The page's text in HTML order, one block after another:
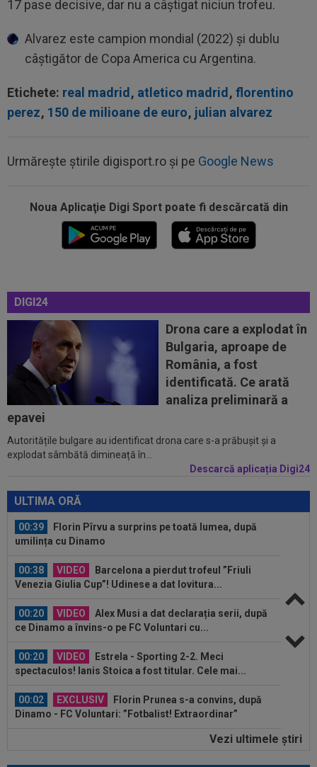
17 pase decisive, dar nu a câștigat niciun trofeu.
Alvarez este campion mondial (2022) și dublu
câștigător de Copa America cu Argentina.
Etichete: real madrid , atletico madrid , florentino
perez, 150 de milioane de euro, julian alvarez
Urmărește știrile digisport.ro și pe Google News
Noua Aplicaţie Digi Sport poate fi descărcată din
DIGI24
Drona care a explodat în
Bulgaria, aproape de
România, a fost
identificată. Ce arată
analiza preliminară a
epavei
Autoritățile bulgare au identificat drona care s-a prăbușit și a
explodat sâmbătă dimineață în...
Descarcă aplicația Digi24
ULTIMA ORĂ
00:20 VIDEO
Estrela - Sporting 2-2. Meci
spectaculos! Ianis Stoica a fost titular. Cele mai...
00:02 EXCLUSIV
Florin Prunea s-a convins, după
Dinamo - FC Voluntari: ”Fotbalist! Extraordinar”
Ion Gheorghe a rupt tăcerea, după ce a
provocat penalty-ul din care Dinamo a...
23:58 EXCLUSIV
Salariul lui Marius Șumudică la
CFR Cluj. Peste Pancu la Rapid și de două ori...
întrebat de Adrian Mazilu după...
00:39
Florin Pîrvu a surprins pe toată lumea, după
umilința cu Dinamo
00:38 VIDEO
Barcelona a pierdut trofeul ”Friuli
Venezia Giulia Cup”! Udinese a dat lovitura...
00:20 VIDEO
Alex Musi a dat declarația serii, după
ce Dinamo a învins-o pe FC Voluntari cu...
00:20 VIDEO
Estrela - Sporting 2-2. Meci
spectaculos! Ianis Stoica a fost titular. Cele mai...
00:02 EXCLUSIV
Florin Prunea s-a convins, după
Dinamo - FC Voluntari: ”Fotbalist! Extraordinar”
Ion Gheorghe a rupt tăcerea, după ce aVezi ultimele ştiri